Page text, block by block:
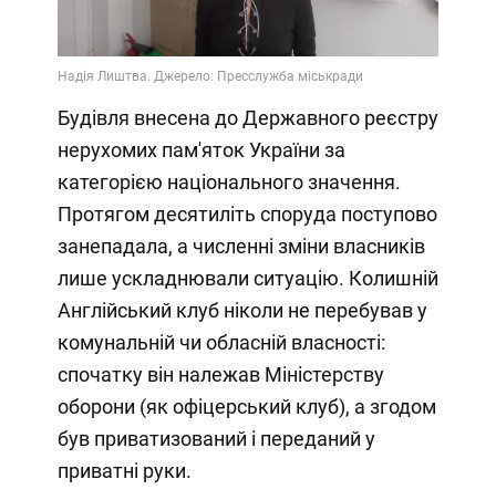
Будівля внесена до Державного реєстру
нерухомих пам'яток України за
категорією національного значення.
Протягом десятиліть споруда поступово
занепадала, а численні зміни власників
лише ускладнювали ситуацію. Колишній
Англійський клуб ніколи не перебував у
комунальній чи обласній власності:
спочатку він належав Міністерству
оборони (як офіцерський клуб), а згодом
був приватизований і переданий у
приватні руки.